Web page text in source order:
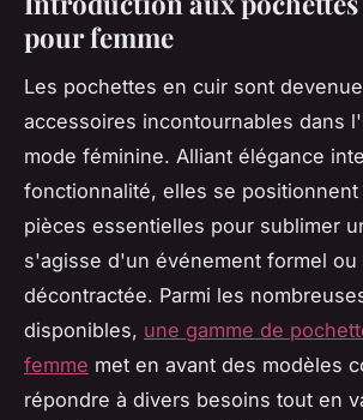
pour femme
Les pochettes en cuir sont
accessoires incontournables dans
mode féminine. Alliant élégance
fonctionnalité, elles se positionnent
pièces essentielles pour sublimer
s'agisse d'un événement formel
décontractée. Parmi les
disponibles, une gamme de
femme met en avant des modèles
répondre à divers besoins tout en